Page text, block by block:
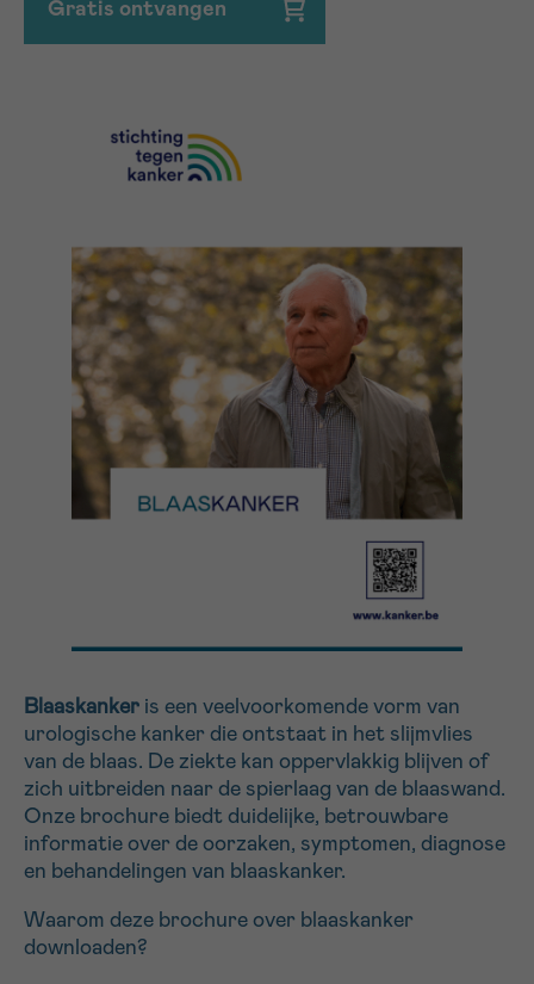
Gratis ontvangen
Blaaskanker is een veelvoorkomende vorm van
urologische kanker die ontstaat in het slijmvlies
van de blaas. De ziekte kan oppervlakkig blijven of
zich uitbreiden naar de spierlaag van de blaaswand.
Onze brochure biedt duidelijke, betrouwbare
informatie over de oorzaken, symptomen, diagnose
en behandelingen van blaaskanker.
Waarom deze brochure over blaaskanker
downloaden?
MIJN VRAAG
Ja, stuur mij de nieuwsbrief
Ik aanvaard de gebruiksvoorwaarden
*VERPLICHT VELD
Verder